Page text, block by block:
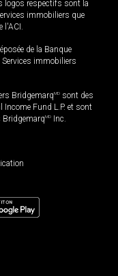
logos respectifs sont la
immobiliers que
l'ACI.
de la Banque
Services immobiliers
BridgemarqMD sont des
Income Fund L.P. et sont
BridgemarqMD Inc.